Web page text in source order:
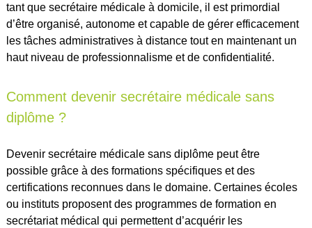
tant que secrétaire médicale à domicile, il est primordial
d’être organisé, autonome et capable de gérer efficacement
les tâches administratives à distance tout en maintenant un
haut niveau de professionnalisme et de confidentialité.
Comment devenir secrétaire médicale sans
diplôme ?
Devenir secrétaire médicale sans diplôme peut être
possible grâce à des formations spécifiques et des
certifications reconnues dans le domaine. Certaines écoles
ou instituts proposent des programmes de formation en
secrétariat médical qui permettent d’acquérir les